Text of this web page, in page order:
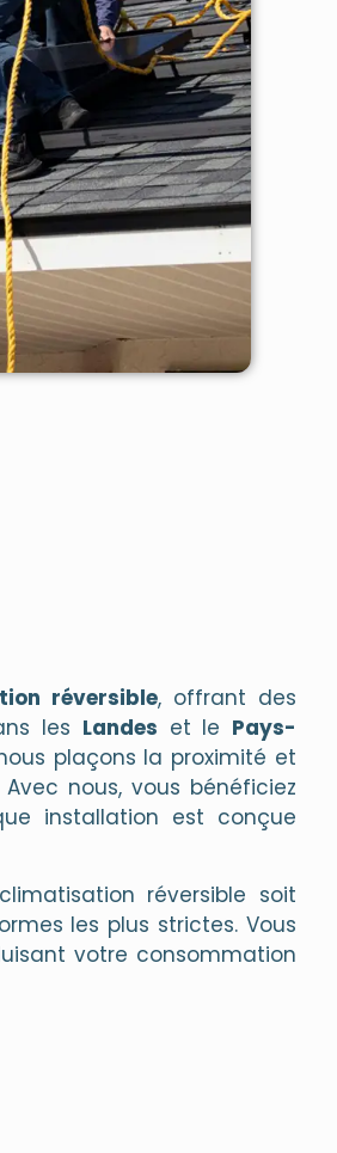
réversible, offrant des
les Landes et le Pays-
plaçons la proximité et
nous, vous bénéficiez
installation est conçue
réversible soit
les plus strictes. Vous
votre consommation